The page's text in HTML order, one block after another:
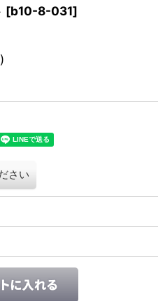
[b10-8-031]
さい